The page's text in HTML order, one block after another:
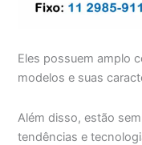
Eles possuem amplo
modelos e suas
Além disso, estão
tendências e